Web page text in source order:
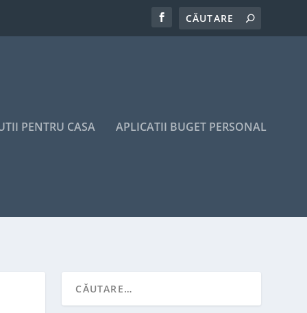
PENTRU CASA APLICATII BUGET PERSONAL